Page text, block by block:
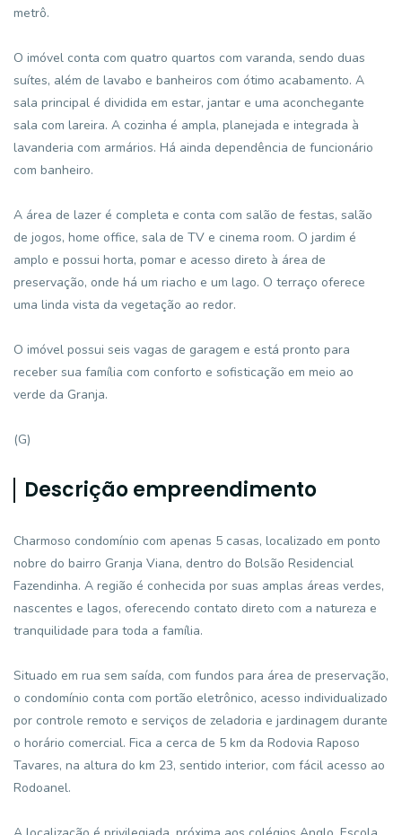
metrô.
O imóvel conta com quatro quartos com varanda, sendo duas
suítes, além de lavabo e banheiros com ótimo acabamento. A
sala principal é dividida em estar, jantar e uma aconchegante
sala com lareira. A cozinha é ampla, planejada e integrada à
lavanderia com armários. Há ainda dependência de funcionário
com banheiro.
A área de lazer é completa e conta com salão de festas, salão
de jogos, home office, sala de TV e cinema room. O jardim é
amplo e possui horta, pomar e acesso direto à área de
preservação, onde há um riacho e um lago. O terraço oferece
uma linda vista da vegetação ao redor.
O imóvel possui seis vagas de garagem e está pronto para
receber sua família com conforto e sofisticação em meio ao
verde da Granja.
(G)
Descrição empreendimento
Charmoso condomínio com apenas 5 casas, localizado em ponto
nobre do bairro Granja Viana, dentro do Bolsão Residencial
Fazendinha. A região é conhecida por suas amplas áreas verdes,
nascentes e lagos, oferecendo contato direto com a natureza e
tranquilidade para toda a família.
Situado em rua sem saída, com fundos para área de preservação,
o condomínio conta com portão eletrônico, acesso individualizado
por controle remoto e serviços de zeladoria e jardinagem durante
o horário comercial. Fica a cerca de 5 km da Rodovia Raposo
Tavares, na altura do km 23, sentido interior, com fácil acesso ao
Rodoanel.